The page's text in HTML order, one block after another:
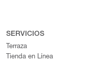
SERVICIOS
Terraza
Tienda en Línea